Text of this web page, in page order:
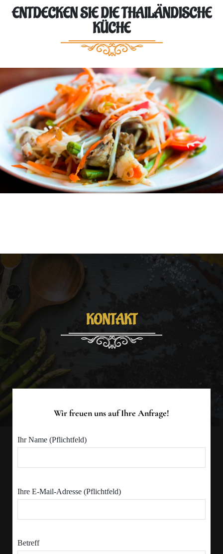
ENTDECKEN SIE DIE THAILÄNDISCHE
KÜCHE
KONTAKT
Wir freuen uns auf Ihre Anfrage!
Ihr Name (Pflichtfeld)
Ihre E-Mail-Adresse (Pflichtfeld)
Betreff